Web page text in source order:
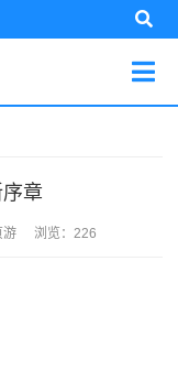
章
游 浏览：226